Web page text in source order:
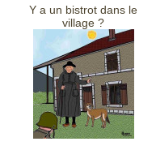
Y a un bistrot dans le
village ?